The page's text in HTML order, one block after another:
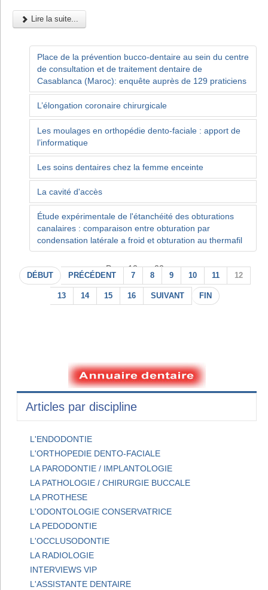
Lire la suite...
Place de la prévention bucco-dentaire au sein du centre
de consultation et de traitement dentaire de
Casablanca (Maroc): enquête auprès de 129 praticiens
L’élongation coronaire chirurgicale
Les moulages en orthopédie dento-faciale : apport de
l’informatique
Les soins dentaires chez la femme enceinte
La cavité d'accès
Étude expérimentale de l'étanchéité des obturations
canalaires : comparaison entre obturation par
condensation latérale a froid et obturation au thermafil
Page 12 sur 22
DÉBUT PRÉCÉDENT 7 8 9 10 11 12
13 14 15 16 SUIVANT FIN
Articles par discipline
L'ENDODONTIE
L'ORTHOPEDIE DENTO-FACIALE
LA PARODONTIE / IMPLANTOLOGIE
LA PATHOLOGIE / CHIRURGIE BUCCALE
LA PROTHESE
L'ODONTOLOGIE CONSERVATRICE
LA PEDODONTIE
L'OCCLUSODONTIE
LA RADIOLOGIE
INTERVIEWS VIP
L'ASSISTANTE DENTAIRE